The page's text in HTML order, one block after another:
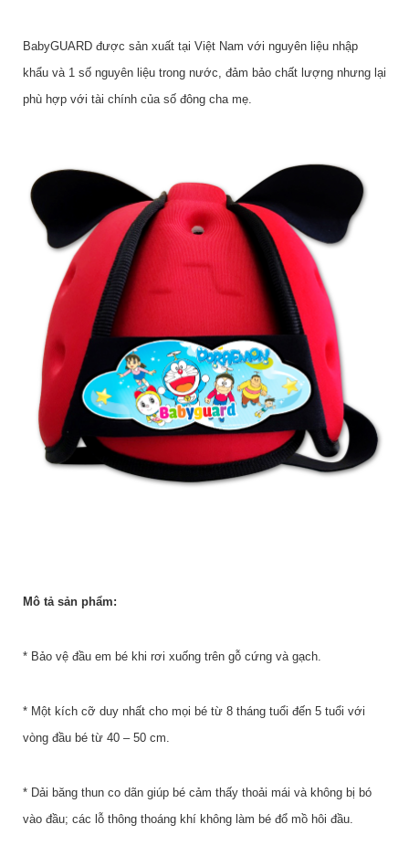
BabyGUARD được sản xuất tại Việt Nam với nguyên liệu nhập
khẩu và 1 số nguyên liệu trong nước, đảm bảo chất lượng nhưng lại
phù hợp với tài chính của số đông cha mẹ.
Mô tả sản phẩm:
* Bảo vệ đầu em bé khi rơi xuống trên gỗ cứng và gạch.
* Một kích cỡ duy nhất cho mọi bé từ 8 tháng tuổi đến 5 tuổi với
vòng đầu bé từ 40 – 50 cm.
* Dải băng thun co dãn giúp bé cảm thấy thoải mái và không bị bó
vào đầu; các lỗ thông thoáng khí không làm bé đổ mồ hôi đầu.